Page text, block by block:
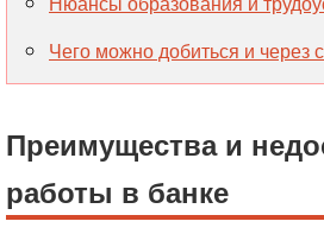
Чего можно добиться и через
Преимущества и
работы в банке